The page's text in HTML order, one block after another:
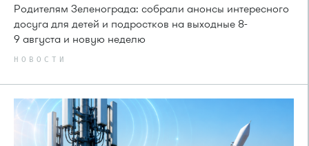
Родителям Зеленограда: собрали анонсы интересного
досуга для детей и подростков на выходные 8-
9 августа и новую неделю
НОВОСТИ